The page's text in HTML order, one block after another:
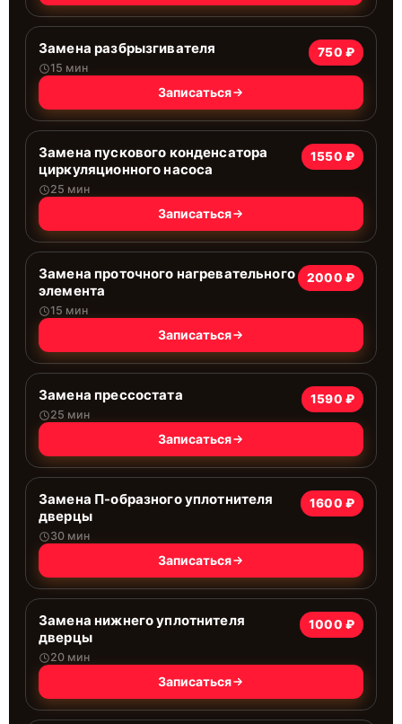
Замена разбрызгивателя
15 мин
750 ₽
Записаться
Замена пускового конденсатора
циркуляционного насоса
25 мин
1550 ₽
Записаться
Замена проточного нагревательного
элемента
15 мин
2000 ₽
Записаться
Замена прессостата
25 мин
1590 ₽
Записаться
Замена П-образного уплотнителя
дверцы
30 мин
1600 ₽
Записаться
Замена нижнего уплотнителя
дверцы
20 мин
1000 ₽
Записаться